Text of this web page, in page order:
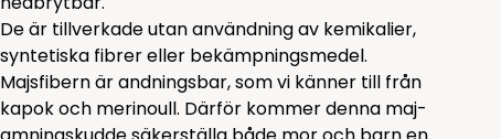
De är tillverkade utan användning av kemikalier,
syntetiska fibrer eller bekämpningsmedel.
Majsfibern är andningsbar, som vi känner till från
kapok och merinoull. Därför kommer denna maj-